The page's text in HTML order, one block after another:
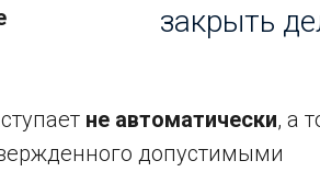
закрыть
не автоматически, а
допустимыми